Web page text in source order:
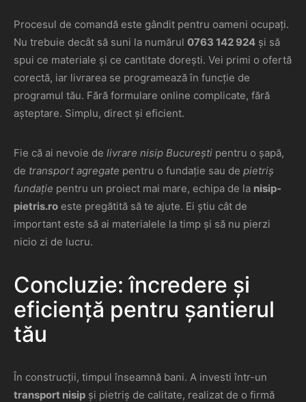
Procesul de comandă este gândit pentru oameni ocupați.
Nu trebuie decât să suni la numărul 0763 142 924 și să
spui ce materiale și ce cantitate dorești. Vei primi o ofertă
corectă, iar livrarea se programează în funcție de
programul tău. Fără formulare online complicate, fără
așteptare. Simplu, direct și eficient.
Fie că ai nevoie de livrare nisip București pentru o șapă,
de transport agregate pentru o fundație sau de pietriș
fundație pentru un proiect mai mare, echipa de la nisip-
pietris.ro este pregătită să te ajute. Ei știu cât de
important este să ai materialele la timp și să nu pierzi
nicio zi de lucru.
Concluzie: încredere și
eficiență pentru șantierul
tău
În construcții, timpul înseamnă bani. A investi într-un
transport nisip și pietriș de calitate, realizat de o firmă